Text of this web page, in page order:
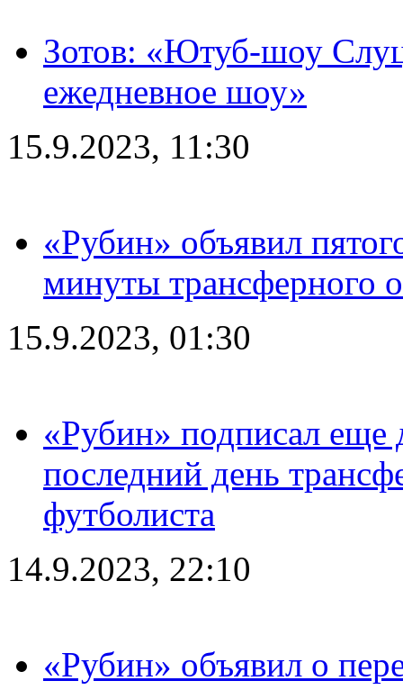
Зотов: «Ютуб-шоу
ежедневное шоу»
15.9.2023, 11:30
«Рубин» объявил
минуты трансферного
15.9.2023, 01:30
«Рубин» подписал еще
последний день
футболиста
14.9.2023, 22:10
«Рубин» объявил о